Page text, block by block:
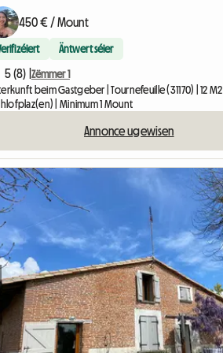
450 € / Mount
Äntwert séier
5 (8) | Zëmmer 1
beim Gastgeber | Tournefeuille (31170) | 12 M2
| Minimum 1 Mount
Annonce ugewisen